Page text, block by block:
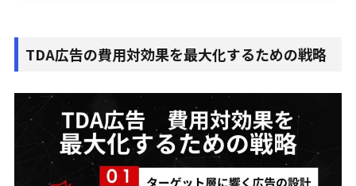
TDA広告の費用対効果を最大化するための戦略